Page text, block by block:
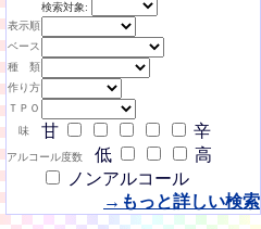
検索対象:
表示順
ベース
種 類
作り方
ＴＰＯ
味
甘 辛
アルコール度数 低
高
ノンアルコール
→もっと詳しい検索